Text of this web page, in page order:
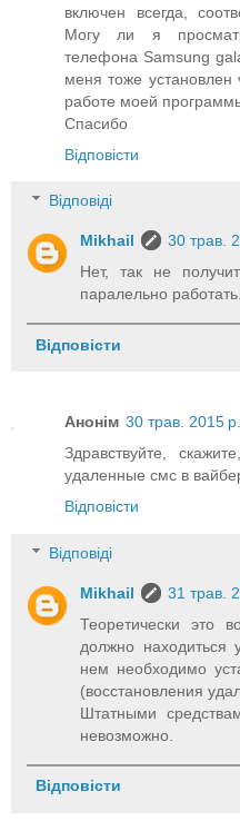
включен всегда,
Могу ли я
телефона Samsung
меня тоже установлен
работе моей
Спасибо
Відповісти
Відповіді
Mikhail
30 трав.
Нет, так не
паралельно работать.
Відповісти
Анонім 30 трав. 2015
Здравствуйте,
удаленные смс в
Відповісти
Відповіді
Mikhail
31 трав.
Теоретически это
должно находиться
нем необходимо
(восстановления
Штатными
невозможно.
Відповісти